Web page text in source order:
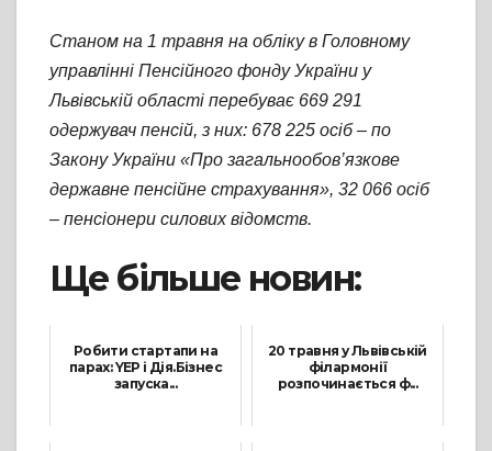
Станом на 1 травня на обліку в Головному
управлінні Пенсійного фонду України у
Львівській області перебуває 669 291
одержувач пенсій, з них: 678 225 осіб – по
Закону України «Про загальнообов’язкове
державне пенсійне страхування», 32 066 осіб
– пенсіонери силових відомств.
Ще більше новин:
Робити стартапи на
парах: YEP і Дія.Бізнес
запуска...
20 травня у Львівській
філармонії
розпочинається ф...